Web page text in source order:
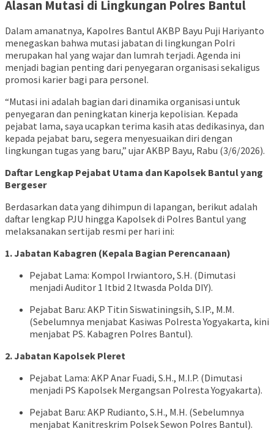
Alasan Mutasi di Lingkungan Polres Bantul
Dalam amanatnya, Kapolres Bantul AKBP Bayu Puji Hariyanto
menegaskan bahwa mutasi jabatan di lingkungan Polri
merupakan hal yang wajar dan lumrah terjadi. Agenda ini
menjadi bagian penting dari penyegaran organisasi sekaligus
promosi karier bagi para personel.
“Mutasi ini adalah bagian dari dinamika organisasi untuk
penyegaran dan peningkatan kinerja kepolisian. Kepada
pejabat lama, saya ucapkan terima kasih atas dedikasinya, dan
kepada pejabat baru, segera menyesuaikan diri dengan
lingkungan tugas yang baru,” ujar AKBP Bayu, Rabu (3/6/2026).
Daftar Lengkap Pejabat Utama dan Kapolsek Bantul yang
Bergeser
Berdasarkan data yang dihimpun di lapangan, berikut adalah
daftar lengkap PJU hingga Kapolsek di Polres Bantul yang
melaksanakan sertijab resmi per hari ini:
1. Jabatan Kabagren (Kepala Bagian Perencanaan)
Pejabat Lama: Kompol Irwiantoro, S.H. (Dimutasi
menjadi Auditor 1 Itbid 2 Itwasda Polda DIY).
Pejabat Baru: AKP Titin Siswatiningsih, S.IP., M.M.
(Sebelumnya menjabat Kasiwas Polresta Yogyakarta, kini
menjabat PS. Kabagren Polres Bantul).
2. Jabatan Kapolsek Pleret
Pejabat Lama: AKP Anar Fuadi, S.H., M.I.P. (Dimutasi
menjadi PS Kapolsek Mergangsan Polresta Yogyakarta).
Pejabat Baru: AKP Rudianto, S.H., M.H. (Sebelumnya
menjabat Kanitreskrim Polsek Sewon Polres Bantul).